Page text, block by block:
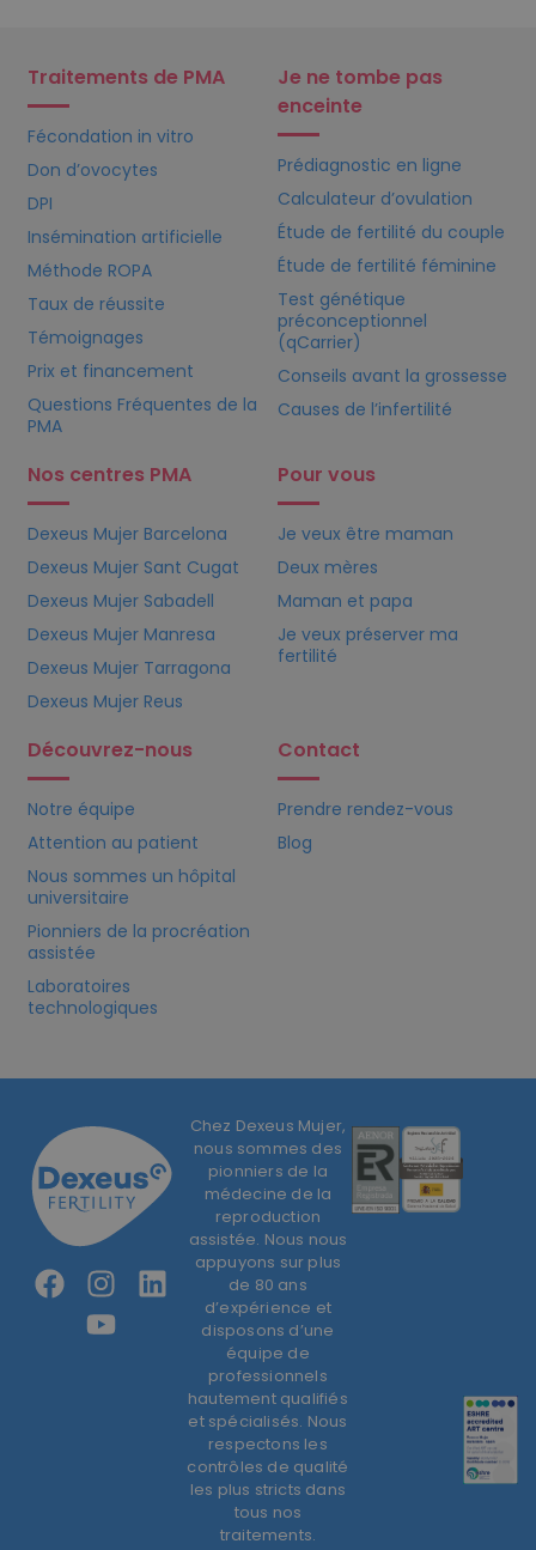
Traitements de PMA
Fécondation in vitro
Don d’ovocytes
DPI
Insémination artificielle
Méthode ROPA
Taux de réussite
Témoignages
Prix et financement
Questions Fréquentes de la
PMA
Je ne tombe pas
enceinte
Prédiagnostic en ligne
Calculateur d’ovulation
Étude de fertilité du couple
Étude de fertilité féminine
Test génétique
préconceptionnel
(qCarrier)
Conseils avant la grossesse
Causes de l’infertilité
Nos centres PMA
Dexeus Mujer Barcelona
Dexeus Mujer Sant Cugat
Dexeus Mujer Sabadell
Dexeus Mujer Manresa
Dexeus Mujer Tarragona
Dexeus Mujer Reus
Pour vous
Je veux être maman
Deux mères
Maman et papa
Je veux préserver ma
fertilité
Découvrez-nous
Notre équipe
Attention au patient
Nous sommes un hôpital
universitaire
Pionniers de la procréation
assistée
Laboratoires
technologiques
Contact
Prendre rendez-vous
Blog
Chez Dexeus Mujer,
nous sommes des
pionniers de la
médecine de la
reproduction
assistée. Nous nous
appuyons sur plus
de 80 ans
d’expérience et
disposons d’une
équipe de
professionnels
hautement qualifiés
et spécialisés. Nous
respectons les
contrôles de qualité
les plus stricts dans
tous nos
traitements.